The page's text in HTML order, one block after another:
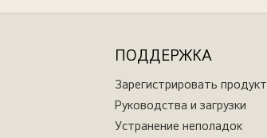
ПОДДЕРЖКА
Зарегистрировать продукт
Руководства и загрузки
Устранение неполадок